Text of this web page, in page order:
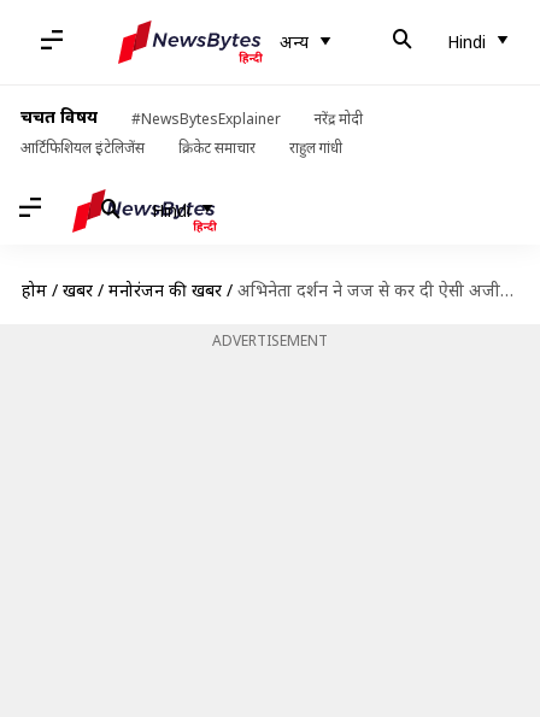
अन्य Hindi
चर्चित विषय #NewsBytesExplainer
नरेंद्र मोदी
आर्टिफिशियल इंटेलिजेंस
क्रिकेट समाचार राहुल गांधी
Hindi
होम / खबरें / मनोरंजन की खबरें / अभिनेता दर्शन ने जज से कर दी ऐसी अजीबो-गरीब मांग, हर कोई रह गया हैरान
ADVERTISEMENT